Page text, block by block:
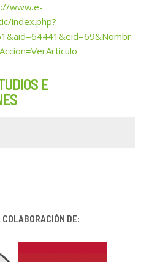
www.e-
index.php?
E
COLABORACIÓN DE: